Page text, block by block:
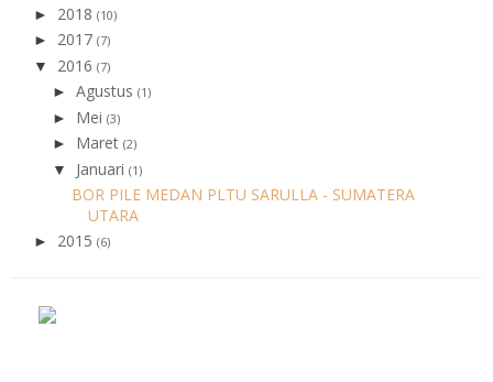
► 2018 (10)
► 2017 (7)
▼ 2016 (7)
► Agustus (1)
► Mei (3)
► Maret (2)
▼ Januari (1)
BOR PILE MEDAN PLTU SARULLA - SUMATERA
UTARA
► 2015 (6)